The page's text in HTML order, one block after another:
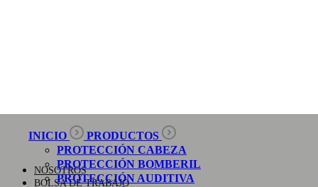
INICIO
PRODUCTOS
PROTECCIÓN CABEZA
PROTECCIÓN BOMBERIL
PROTECCIÓN AUDITIVA
NOSOTROS
BOLSA DE TRABAJO